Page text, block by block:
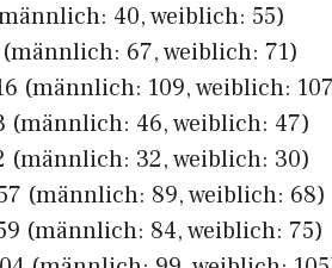
40, weiblich: 55)
67, weiblich: 71)
(männlich: 109, weiblich:
(männlich: 46, weiblich: 47)
(männlich: 32, weiblich: 30)
(männlich: 89, weiblich: 68)
(männlich: 84, weiblich: 75)